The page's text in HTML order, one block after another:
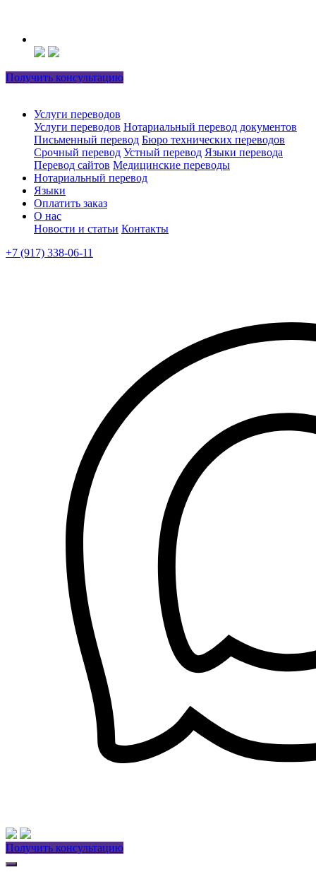
Получить консультацию
Услуги переводов
Услуги переводов Нотариальный перевод документов
Письменный перевод Бюро технических переводов
Срочный перевод Устный перевод Языки перевода
Перевод сайтов Медицинские переводы
Нотариальный перевод
Языки
Оплатить заказ
О нас
Новости и статьи Контакты
+7 (917) 338-06-11
Получить консультацию